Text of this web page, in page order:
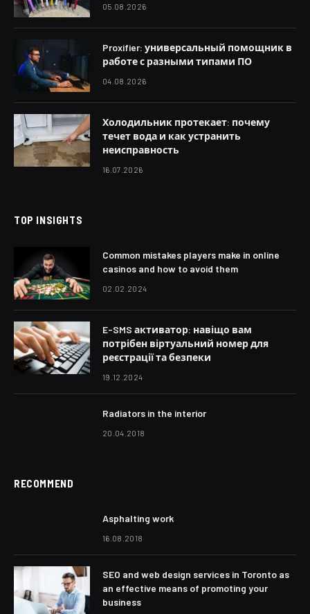
05.08.2026
Proxifier: универсальный помощник в
работе с разными типами ПО
04.08.2026
Холодильник протекает: почему
течет вода и как устранить
неисправность
16.07.2026
TOP INSIGHTS
Common mistakes players make in online
casinos and how to avoid them
02.02.2024
E-SMS активатор: навіщо вам
потрібен віртуальний номер для
реєстрації та безпеки
19.12.2024
Radiators in the interior
20.04.2018
RECOMMEND
Asphalting work
16.08.2018
SEO and web design services in Toronto as
an effective means of promoting your
business